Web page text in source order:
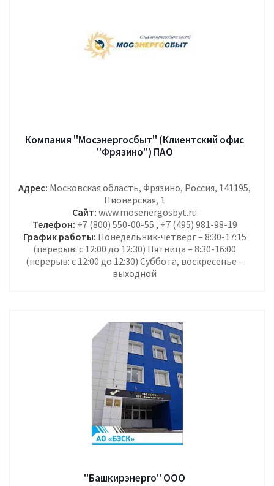
Компания "Мосэнергосбыт" (Клиентский офис
"Фрязино") ПАО
Адрес: Московская область, Фрязино, Россия, 141195,
Пионерская, 1
Сайт: www.mosenergosbyt.ru
Телефон: +7 (800) 550-00-55 , +7 (495) 981-98-19
График работы: Понедельник-четверг – 8:30-17:15
(перерыв: с 12:00 до 12:30) Пятница – 8:30-16:00
(перерыв: с 12:00 до 12:30) Суббота, воскресенье –
выходной
"Башкирэнерго" ООО